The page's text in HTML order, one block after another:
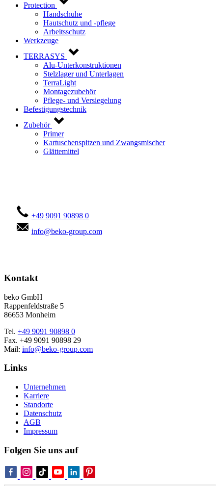
Protection
Handschuhe
Hautschutz und -pflege
Arbeitsschutz
Werkzeuge
TERRASYS
Alu-Unterkonstruktionen
Stelzlager und Unterlagen
TerraLight
Montagezubehör
Pflege- und Versiegelung
Befestigungstechnik
Zubehör
Primer
Kartuschenspitzen und Zwangsmischer
Glättemittel
+49 9091 90898 0
info@beko-group.com
Kontakt
beko GmbH
Rappenfeldstraße 5
86653 Monheim
Tel. +49 9091 90898 0
Fax. +49 9091 90898 29
Mail: info@beko-group.com
Links
Unternehmen
Karriere
Standorte
Datenschutz
AGB
Impressum
Folgen Sie uns auf